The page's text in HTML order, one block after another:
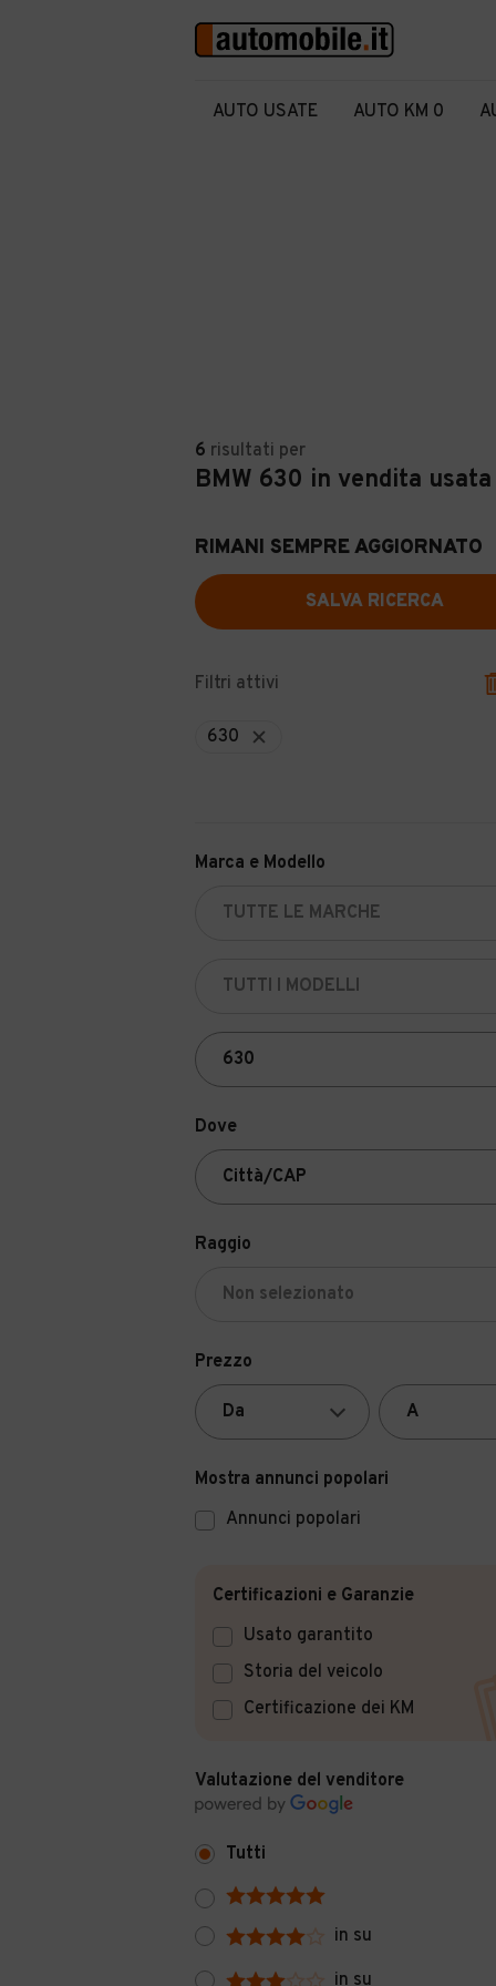
AUTO USATE AUTO KM 0
6 risultati per
BMW 630 in vendita usata
RIMANI SEMPRE AGGIORNATO
SALVA RICERCA
Filtri attivi
630
Marca e Modello
Dove
Raggio
Prezzo
Mostra annunci popolari
Annunci popolari
Certificazioni e Garanzie
Usato garantito
Storia del veicolo
Certificazione dei KM
Valutazione del venditore
Tutti
in su
in su